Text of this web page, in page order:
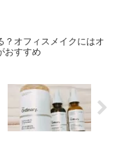
？オフィスメイクにはオ
おすすめ